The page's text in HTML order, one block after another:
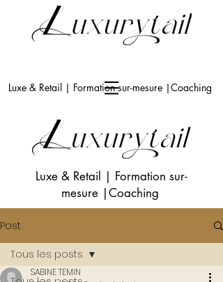
Luxe & Retail | Formation sur-mesure |Coaching
Luxe & Retail | Formation sur-
mesure |Coaching
Post
Tous les posts
SABINE TEMIN